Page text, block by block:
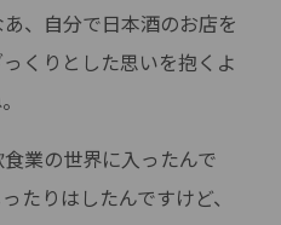
、自分で日本酒のお店を
くりとした思いを抱くよ
業の世界に入ったんで
たりはしたんですけど、